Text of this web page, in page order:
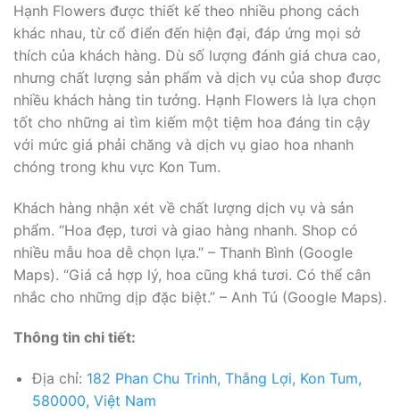
Hạnh Flowers được thiết kế theo nhiều phong cách
khác nhau, từ cổ điển đến hiện đại, đáp ứng mọi sở
thích của khách hàng. Dù số lượng đánh giá chưa cao,
nhưng chất lượng sản phẩm và dịch vụ của shop được
nhiều khách hàng tin tưởng. Hạnh Flowers là lựa chọn
tốt cho những ai tìm kiếm một tiệm hoa đáng tin cậy
với mức giá phải chăng và dịch vụ giao hoa nhanh
chóng trong khu vực Kon Tum.
Khách hàng nhận xét về chất lượng dịch vụ và sản
phẩm. “Hoa đẹp, tươi và giao hàng nhanh. Shop có
nhiều mẫu hoa dễ chọn lựa.” – Thanh Bình (Google
Maps). “Giá cả hợp lý, hoa cũng khá tươi. Có thể cân
nhắc cho những dịp đặc biệt.” – Anh Tú (Google Maps).
Thông tin chi tiết:
Địa chỉ: 182 Phan Chu Trinh, Thắng Lợi, Kon Tum,
580000, Việt Nam